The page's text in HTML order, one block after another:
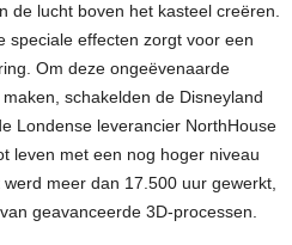
de lucht boven het kasteel creëren.
speciale effecten zorgt voor een
Om deze ongeëvenaarde
schakelden de Disneyland
Londense leverancier NorthHouse
leven met een nog hoger niveau
meer dan 17.500 uur gewerkt,
geavanceerde 3D-processen.